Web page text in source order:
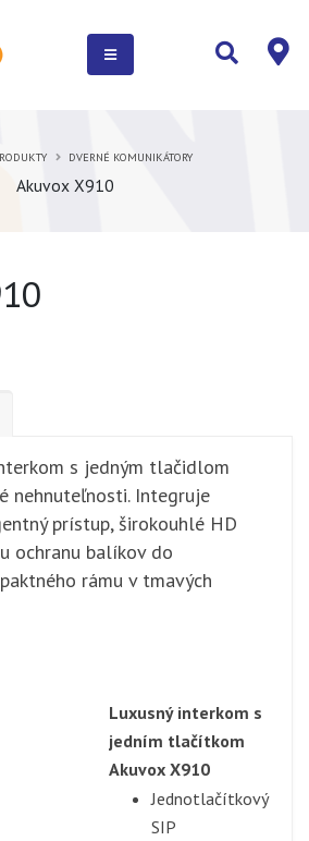
Akuvox X910
DVERNÉ KOMUNIKÁTORY
s jedným tlačidlom
nehnuteľnosti. Integruje
prístup, širokouhlé HD
ochranu balíkov do
rámu v tmavých
Luxusný interkom s
jedním tlačítkom
Akuvox X910
Jednotlačítkový
SIP